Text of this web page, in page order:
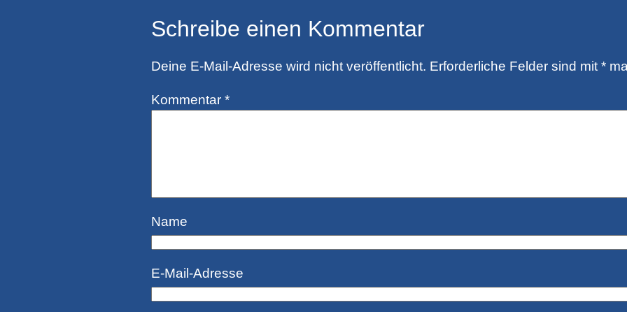
Schreibe einen Kommentar
Deine E-Mail-Adresse wird nicht veröffentlicht. Erforderliche Felder sind mit *
Kommentar *
Name
E-Mail-Adresse